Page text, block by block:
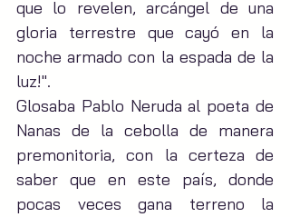
que lo revelen, arcángel de una
gloria terrestre que cayó en la
noche armado con la espada de la
luz!".
Glosaba Pablo Neruda al poeta de
Nanas de la cebolla de manera
premonitoria, con la certeza de
saber que en este país, donde
pocas veces gana terreno la